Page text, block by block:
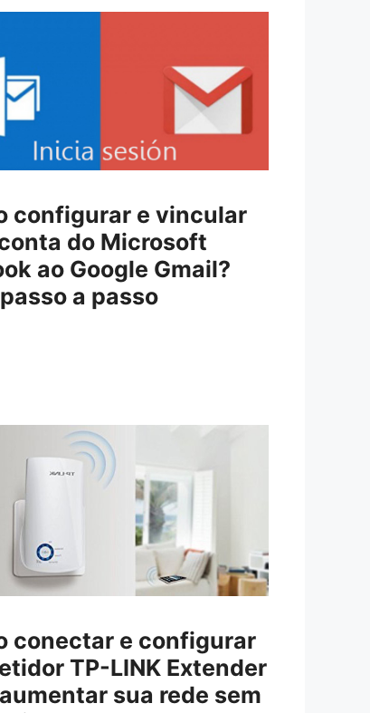
configurar e vincular
do Microsoft
ao Google Gmail?
a passo
conectar e configurar
TP-LINK Extender
sua rede sem